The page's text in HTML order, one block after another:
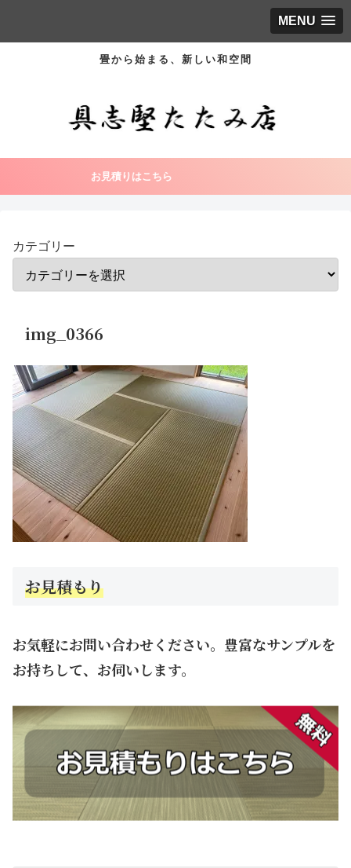
MENU
畳から始まる、新しい和空間
お見積りはこちら
カテゴリー
img_0366
お見積もり
お気軽にお問い合わせください。豊富なサンプルを
お持ちして、お伺いします。